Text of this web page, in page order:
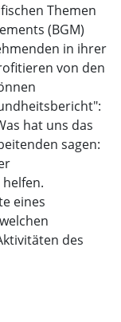
Themen
(BGM)
in ihrer
von den
hat uns das
sagen:
eines
des